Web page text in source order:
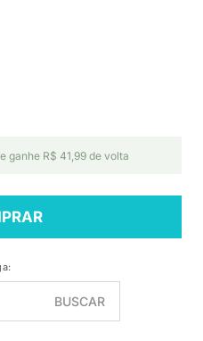
ganhe R$ 41,99 de volta
BUSCAR